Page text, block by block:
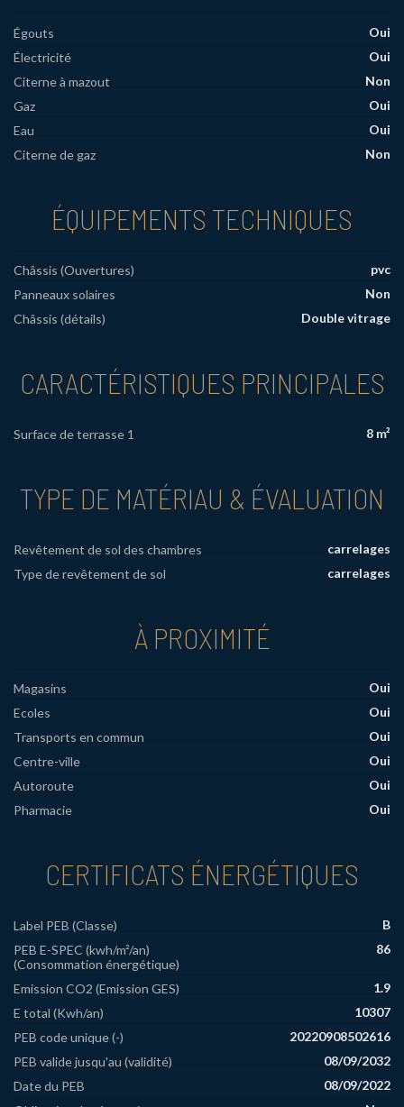
Égouts
Oui
Électricité
Oui
Citerne à mazout
Non
Gaz
Oui
Eau
Oui
Citerne de gaz
Non
ÉQUIPEMENTS TECHNIQUES
Châssis (Ouvertures)
pvc
Panneaux solaires
Non
Châssis (détails)
Double vitrage
CARACTÉRISTIQUES PRINCIPALES
Surface de terrasse 1 8 m²
TYPE DE MATÉRIAU & ÉVALUATION
Revêtement de sol des chambres
carrelages
Type de revêtement de sol
carrelages
À PROXIMITÉ
Magasins
Oui
Ecoles
Oui
Transports en commun
Oui
Centre-ville
Oui
Autoroute
Oui
Pharmacie
Oui
CERTIFICATS ÉNERGÉTIQUES
Label PEB (Classe)
B
PEB E-SPEC (kwh/m²/an)
(Consommation énergétique)
86
Emission CO2 (Emission GES)
1.9
E total (Kwh/an)
10307
PEB code unique (-)
20220908502616
PEB valide jusqu'au (validité)
08/09/2032
Date du PEB
08/09/2022